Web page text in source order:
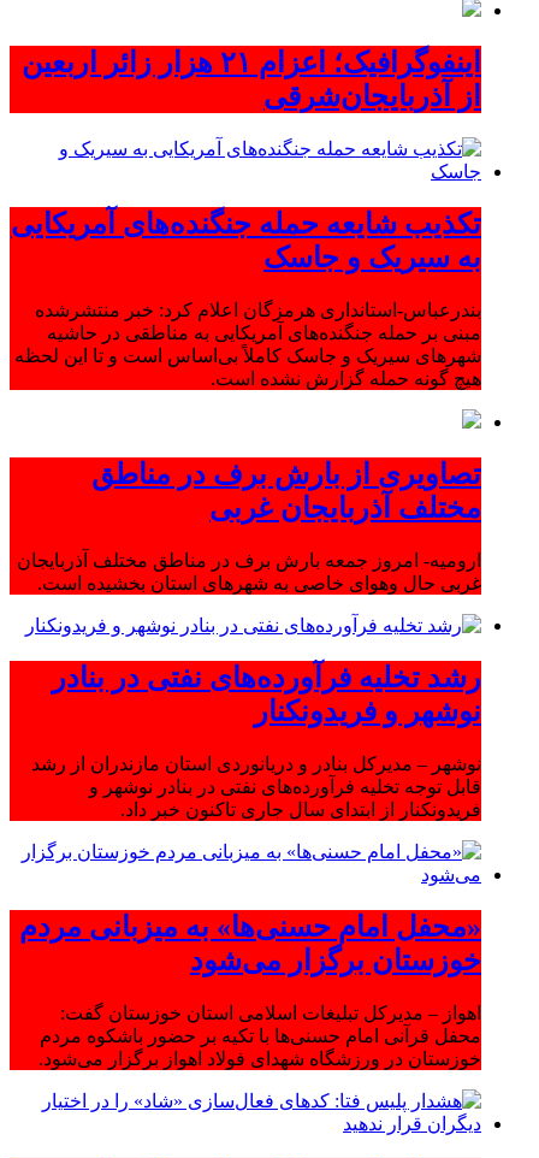
اینفوگرافیک؛ اعزام ۲۱ هزار زائر اربعین
از آذربایجان‌شرقی
تکذیب شایعه حمله جنگنده‌های آمریکایی
به سیریک و جاسک
بندرعباس-استانداری هرمزگان اعلام کرد: خبر منتشرشده
مبنی بر حمله جنگنده‌های آمریکایی به مناطقی در حاشیه
شهرهای سیریک و جاسک کاملاً بی‌اساس است و تا این لحظه
هیچ گونه حمله گزارش نشده است.
تصاویری از بارش برف در مناطق
مختلف آذربایجان غربی
ارومیه- امروز جمعه بارش برف در مناطق مختلف آذربایجان
غربی حال وهوای خاصی به شهرهای استان بخشیده است.
رشد تخلیه فرآورده‌های نفتی در بنادر
نوشهر و فریدونکنار
نوشهر – مدیرکل بنادر و دریانوردی استان مازندران از رشد
قابل توجه تخلیه فرآورده‌های نفتی در بنادر نوشهر و
فریدونکنار از ابتدای سال جاری تاکنون خبر داد.
«محفل امام حسنی‌ها» به میزبانی مردم
خوزستان برگزار می‌شود
اهواز – مدیرکل تبلیغات اسلامی استان خوزستان گفت:
محفل قرآنی امام حسنی‌ها با تکیه بر حضور باشکوه مردم
خوزستان در ورزشگاه شهدای فولاد اهواز برگزار می‌شود.